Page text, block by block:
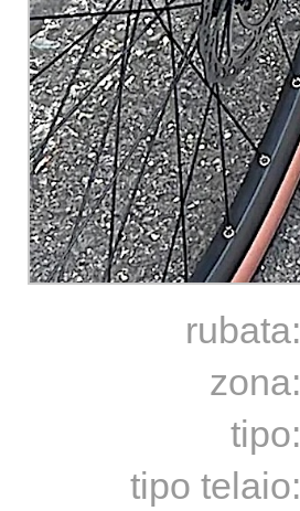
rubata:
zona:
tipo:
tipo telaio: